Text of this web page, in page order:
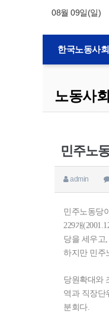
08월 09일(일)
한국노동사
노동사회
민주노
admin
민주노동당
229개
당을 세우고
하지만 민주
당원확대와
역과 직장단
분회다.